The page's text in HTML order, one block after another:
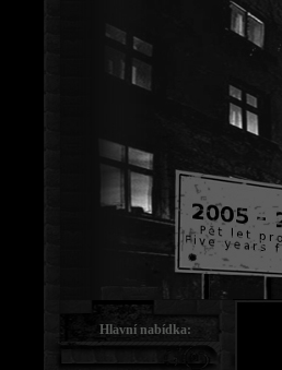
Hlavní nabídka: